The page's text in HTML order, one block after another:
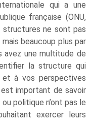
qui a une
française (ONU,
structures ne sont pas
beaucoup plus par
avez une multitude de
la structure qui
à vos perspectives
important de savoir
politique n’ont pas le
exercer leurs